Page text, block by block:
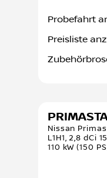
Probefahrt
Preisliste
Nissan
L1H1, 2,8 dCi
110 kW (150